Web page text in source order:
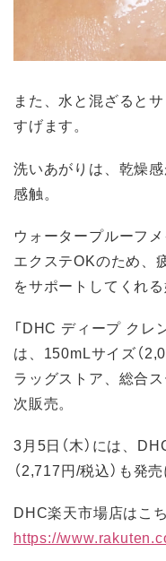
また、水と混ざると
すげます。
洗いあがりは、乾燥
感触。
ウォータープルーフ
エクステOKのため、
をサポートしてくれ
「DHC ディープ クレ
は、150mLサイズ（
ラッグストア、総合
次販売。
3月5日（木）には、
（2,717円/税込）も発
DHC楽天市場店は
https://